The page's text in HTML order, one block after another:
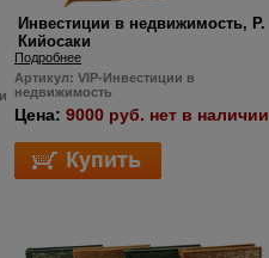
Инвестиции в недвижимость, Р.
Кийосаки
Подробнее
Артикул: VIP-Инвестиции в
недвижимость
Цена: 9000 руб. нет в наличии